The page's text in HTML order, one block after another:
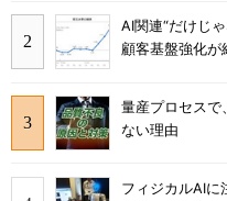
AI関連“だけじ
顧客基盤強化が
量産プロセスで
ない理由
フィジカルAIに